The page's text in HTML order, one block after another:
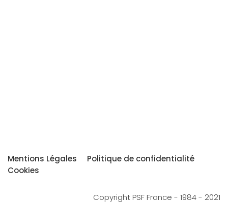
Mentions Légales
Politique de confidentialité
Cookies
Copyright PSF France - 1984 - 2021